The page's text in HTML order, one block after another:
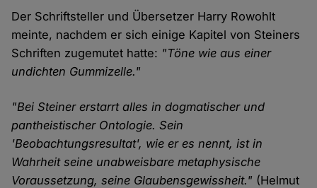
Der Schriftsteller und Übersetzer Harry Rowohlt
meinte, nachdem er sich einige Kapitel von Steiners
Schriften zugemutet hatte: "Töne wie aus einer
undichten Gummizelle."
"Bei Steiner erstarrt alles in dogmatischer und
pantheistischer Ontologie. Sein
'Beobachtungsresultat', wie er es nennt, ist in
Wahrheit seine unabweisbare metaphysische
Voraussetzung, seine Glaubensgewissheit." (Helmut